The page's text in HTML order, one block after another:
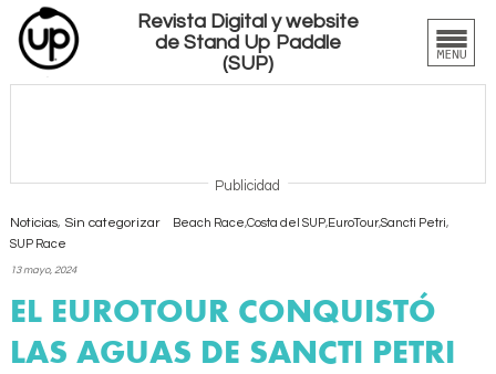
Revista Digital y website
de Stand Up Paddle
(SUP)
Publicidad
Noticias, Sin categorizar Beach Race,Costa del SUP,EuroTour,Sancti Petri,
SUP Race
13 mayo, 2024
EL EUROTOUR CONQUISTÓ
LAS AGUAS DE SANCTI PETRI